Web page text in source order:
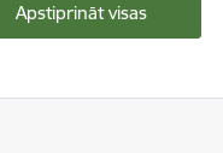
Apstiprināt visas